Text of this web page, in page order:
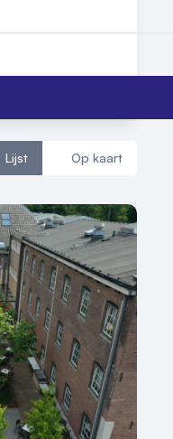
Lijst Op kaart